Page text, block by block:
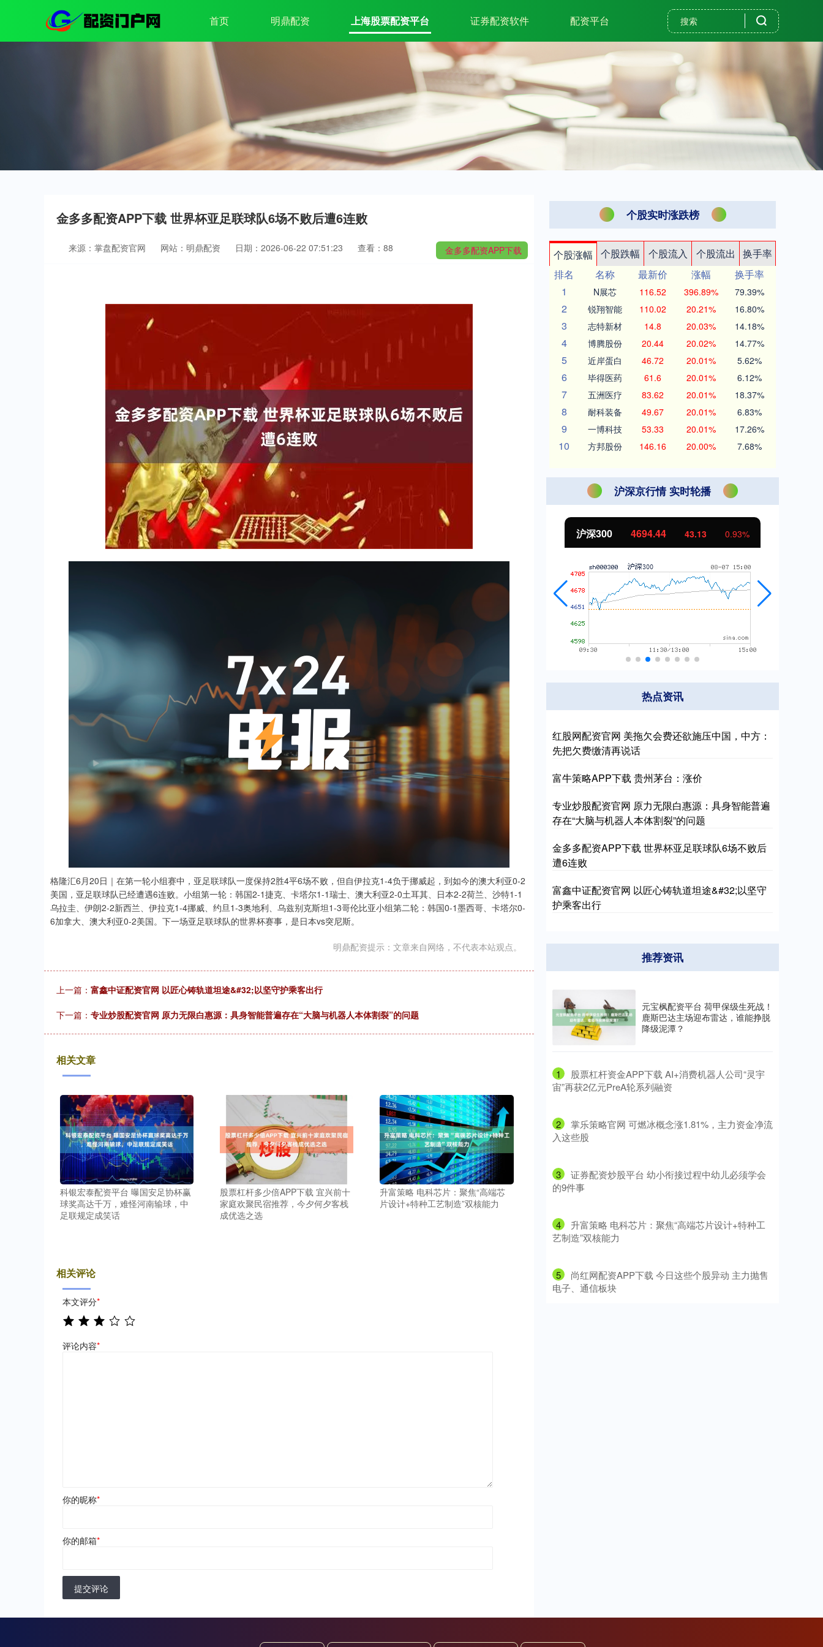
首页 明鼎配资 上海股票配资平台 证券配资软件 配资平台
金多多配资APP下载 世界杯亚足联球队6场不败后遭6连败
金多多配资APP下载
来源：掌盘配资官网 网站：明鼎配资 日期：2026-06-22 07:51:23 查看：88
格隆汇6月20日｜在第一轮小组赛中，亚足联球队一度保持2胜4平6场不败，但自伊拉克1-4负于挪威起，到如今的澳大利亚0-2
美国，亚足联球队已经遭遇6连败。小组第一轮：韩国2-1捷克、卡塔尔1-1瑞士、澳大利亚2-0土耳其、日本2-2荷兰、沙特1-1
乌拉圭、伊朗2-2新西兰、伊拉克1-4挪威、约旦1-3奥地利、乌兹别克斯坦1-3哥伦比亚小组第二轮：韩国0-1墨西哥、卡塔尔0-
6加拿大、澳大利亚0-2美国。下一场亚足联球队的世界杯赛事，是日本vs突尼斯。
明鼎配资提示：文章来自网络，不代表本站观点。
上一篇： 富鑫中证配资官网 以匠心铸轨道坦途&#32;以坚守护乘客出行
下一篇： 专业炒股配资官网 原力无限白惠源：具身智能普遍存在“大脑与机器人本体割裂”的问题
相关文章
科银宏泰配资平台 曝国安足协杯赢
球奖高达千万，难怪河南输球，中
足联规定成笑话
股票杠杆多少倍APP下载 宜兴前十
家庭欢聚民宿推荐，今夕何夕客栈
成优选之选
升富策略 电科芯片：聚焦“高端芯
片设计+特种工艺制造”双核能力
相关评论
本文评分*
评论内容*
你的昵称*
你的邮箱*
提交评论
个股实时涨跌榜
个股涨幅 个股跌幅 个股流入 个股流出
换手率
排名
名称 最新价 涨幅
换手率
1
N展芯 116.52 396.89% 79.39%
2 锐翔智能 110.02 20.21% 16.80%
3 志特新材 14.8 20.03% 14.18%
4 博腾股份 20.44 20.02% 14.77%
5 近岸蛋白 46.72 20.01% 5.62%
6 毕得医药 61.6 20.01% 6.12%
7 五洲医疗 83.62 20.01% 18.37%
8 耐科装备 49.67 20.01% 6.83%
9 一博科技 53.33 20.01% 17.26%
10 方邦股份 146.16 20.00% 7.68%
沪深京行情 实时轮播
深证成指 14311.01 200.89 1.42% 沪深300 北证50 1134.24 11.37 1.01%
热点资讯
红股网配资官网 美拖欠会费还欲施压中国，中方：
先把欠费缴清再说话
富牛策略APP下载 贵州茅台：涨价
专业炒股配资官网 原力无限白惠源：具身智能普遍
存在“大脑与机器人本体割裂”的问题
金多多配资APP下载 世界杯亚足联球队6场不败后
遭6连败
富鑫中证配资官网 以匠心铸轨道坦途&#32;以坚守
护乘客出行
推荐资讯
元宝枫配资平台 荷甲保级生死战！
鹿斯巴达主场迎布雷达，谁能挣脱
降级泥潭？
1
​股票杠杆资金APP下载 AI+消费机器人公司“灵宇
宙”再获2亿元PreA轮系列融资
2
​掌乐策略官网 可燃冰概念涨1.81%，主力资金净流
入这些股
3
​证券配资炒股平台 幼小衔接过程中幼儿必须学会
的9件事
4
​升富策略 电科芯片：聚焦“高端芯片设计+特种工
艺制造”双核能力
5
​尚红网配资APP下载 今日这些个股异动 主力抛售
电子、通信板块